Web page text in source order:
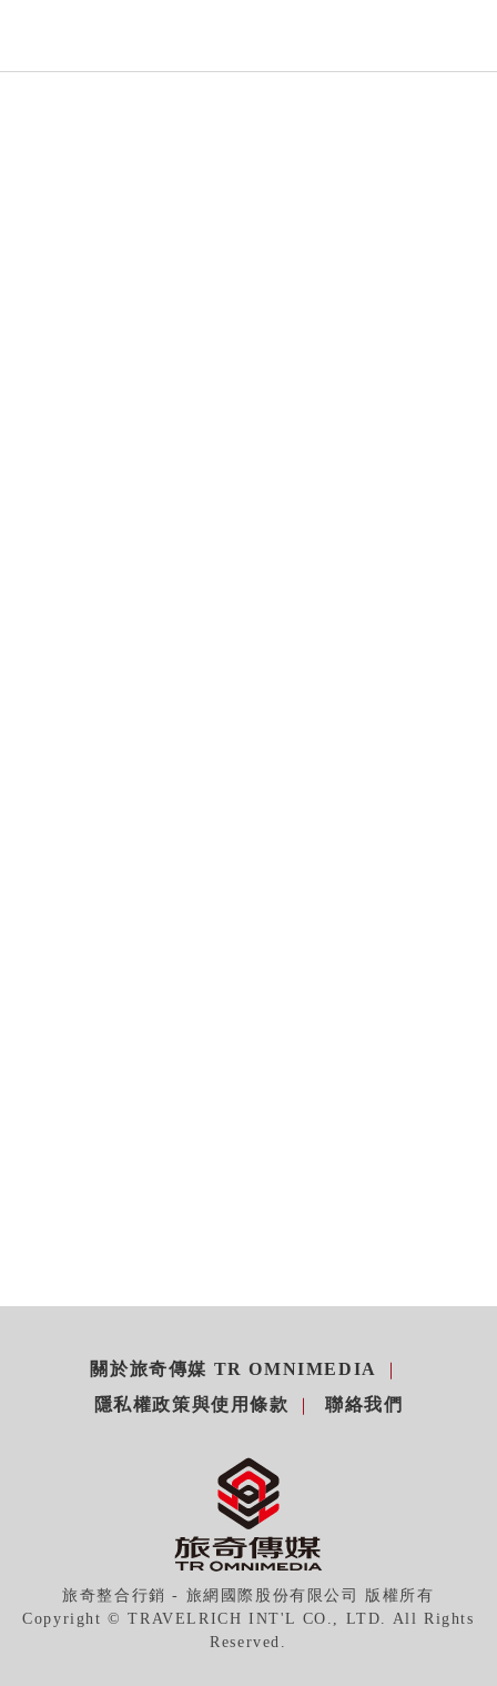
關於旅奇傳媒 TR OMNIMEDIA
隱私權政策與使用條款
聯絡我們
旅奇整合行銷 - 旅網國際股份有限公司 版權所有
Copyright © TRAVELRICH INT'L CO., LTD. All Rights
Reserved.